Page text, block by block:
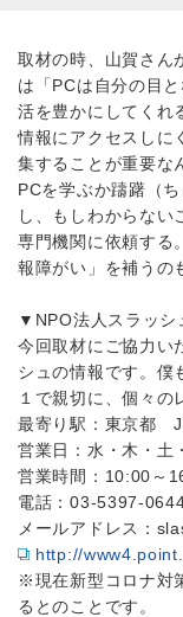
取材の時、山賀さん
は「PCは自分の目
活を豊かにしてく
情報にアクセスしに
集することが重要な
PCを学ぶか躊躇（
し、もしわからない
専門機関に依頼する
報障がい」を補うの
▼NPO法人スラッシ
今回取材にご協力い
シュの情報です。僕
１で親切に、個々の
最寄り駅：東京都
営業日：水・木・土
営業時間：10:00～
電話：03-5397-
メールアドレス：
http://
※現在新型コロナ対
るとのことです。